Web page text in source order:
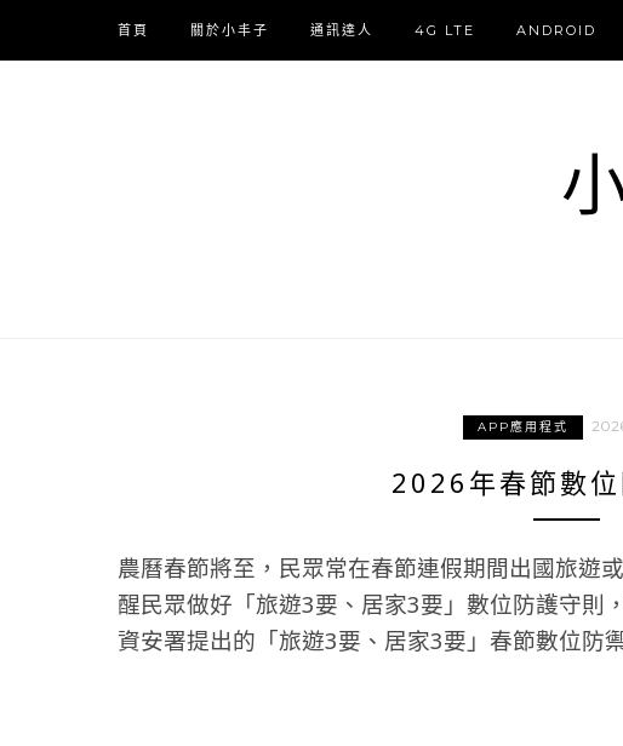
首頁 關於小丰子 通訊達人 4G LTE ANDROID
APP應用程式
2026年春節數
農曆春節將至，民眾常在春節連假期間出國旅遊
醒民眾做好「旅遊3要、居家3要」數位防護守則
資安署提出的「旅遊3要、居家3要」春節數位防